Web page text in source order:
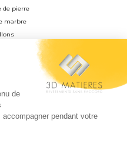
de pierre
marbre
anodisés
de pierre